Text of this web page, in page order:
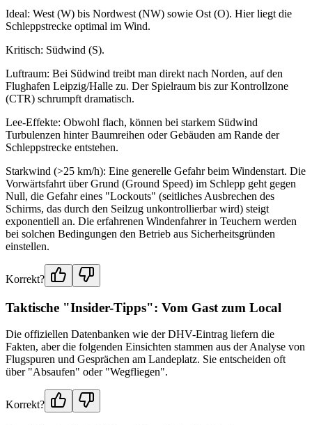
Ideal: West (W) bis Nordwest (NW) sowie Ost (O). Hier liegt die
Schleppstrecke optimal im Wind.
Kritisch: Südwind (S).
Luftraum: Bei Südwind treibt man direkt nach Norden, auf den
Flughafen Leipzig/Halle zu. Der Spielraum bis zur Kontrollzone
(CTR) schrumpft dramatisch.
Lee-Effekte: Obwohl flach, können bei starkem Südwind
Turbulenzen hinter Baumreihen oder Gebäuden am Rande der
Schleppstrecke entstehen.
Starkwind (>25 km/h): Eine generelle Gefahr beim Windenstart. Die
Vorwärtsfahrt über Grund (Ground Speed) im Schlepp geht gegen
Null, die Gefahr eines "Lockouts" (seitliches Ausbrechen des
Schirms, das durch den Seilzug unkontrollierbar wird) steigt
exponentiell an. Die erfahrenen Windenfahrer in Teuchern werden
bei solchen Bedingungen den Betrieb aus Sicherheitsgründen
einstellen.
Korrekt?
Taktische "Insider-Tipps": Vom Gast zum Local
Die offiziellen Datenbanken wie der DHV-Eintrag liefern die
Fakten, aber die folgenden Einsichten stammen aus der Analyse von
Flugspuren und Gesprächen am Landeplatz. Sie entscheiden oft
über "Absaufen" oder "Wegfliegen".
Korrekt?